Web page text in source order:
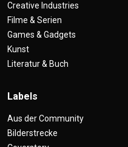
Creative Industries
Filme & Serien
Games & Gadgets
Kunst
Literatur & Buch
Labels
Aus der Community
Bilderstrecke